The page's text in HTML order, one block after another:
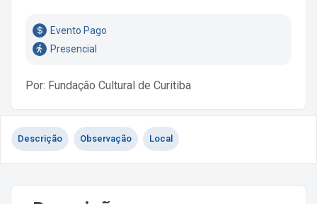
Evento Pago
Presencial
Por: Fundação Cultural de Curitiba
Descrição Observação Local